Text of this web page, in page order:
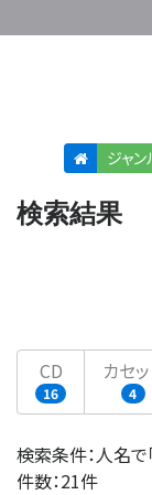
ジャン
検索結果
CD
16
カセ
4
検索条件：人名で
件数：21件